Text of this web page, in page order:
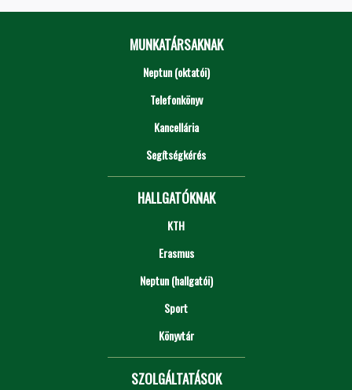
MUNKATÁRSAKNAK
Neptun (oktatói)
Telefonkönyv
Kancellária
Segítségkérés
HALLGATÓKNAK
KTH
Erasmus
Neptun (hallgatói)
Sport
Könyvtár
SZOLGÁLTATÁSOK